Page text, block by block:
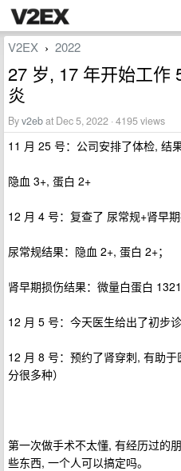
V2EX › 2022
27 岁, 17 年开始工作
炎
Byv2ebat Dec 5, 2022 · 4195 views
11 月 25 号：公司安排了体检, 结
隐血 3+, 蛋白 2+
12 月 4 号：复查了 尿常规+肾早期
尿常规结果：隐血 2+, 蛋白 2+；
肾早期损伤结果：微量白蛋白
12 月 5 号：今天医生给出了初步
12 月 8 号：预约了肾穿刺, 有助
分很多种）
第一次做手术不太懂, 有经历过的
些东西, 一个人可以搞定吗。